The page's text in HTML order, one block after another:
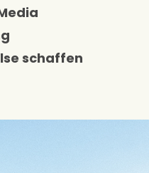
schaffen